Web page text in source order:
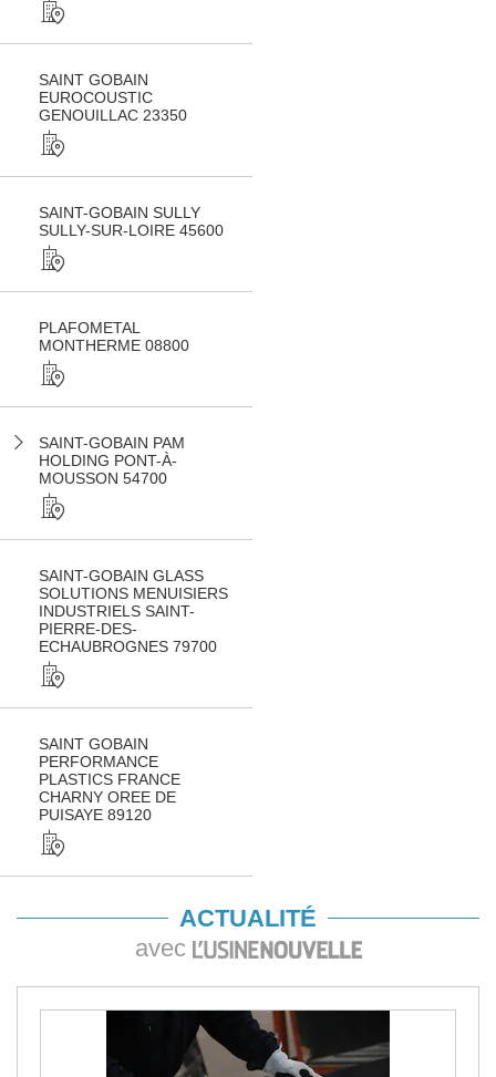
SAINT GOBAIN
EUROCOUSTIC
GENOUILLAC 23350
SAINT-GOBAIN SULLY
SULLY-SUR-LOIRE 45600
PLAFOMETAL
MONTHERME 08800
SAINT-GOBAIN PAM
HOLDING PONT-À-
MOUSSON 54700
SAINT-GOBAIN GLASS
SOLUTIONS MENUISIERS
INDUSTRIELS SAINT-
PIERRE-DES-
ECHAUBROGNES 79700
SAINT GOBAIN
PERFORMANCE
PLASTICS FRANCE
CHARNY OREE DE
PUISAYE 89120
ACTUALITÉ
avec